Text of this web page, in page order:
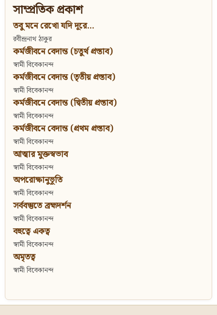
সাম্প্রতিক প্রকাশ
তবু মনে রেখো যদি দূরে...
রবীন্দ্রনাথ ঠাকুর
কর্মজীবনে বেদান্ত (চতুর্থ প্রস্তাব)
স্বামী বিবেকানন্দ
কর্মজীবনে বেদান্ত (তৃতীয় প্রস্তাব)
স্বামী বিবেকানন্দ
কর্মজীবনে বেদান্ত (দ্বিতীয় প্রস্তাব)
স্বামী বিবেকানন্দ
কর্মজীবনে বেদান্ত (প্রথম প্রস্তাব)
স্বামী বিবেকানন্দ
আত্মার মুক্তস্বভাব
স্বামী বিবেকানন্দ
অপরোক্ষানুভূতি
স্বামী বিবেকানন্দ
সর্ববস্তুতে ব্রহ্মদর্শন
স্বামী বিবেকানন্দ
বহুত্বে একত্ব
স্বামী বিবেকানন্দ
অমৃতত্ব
স্বামী বিবেকানন্দ